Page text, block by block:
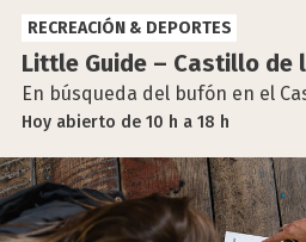
Little Gui­de – Cas­ti­llo de
En búsqueda del bufón en el
RECREACIÓN & DEPORTES
Hoy abierto de 10 h a 18 h